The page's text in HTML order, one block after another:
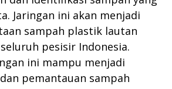
Jaringan ini akan menjadi
sampah plastik lautan
pesisir Indonesia.
ini mampu menjadi
pemantauan sampah